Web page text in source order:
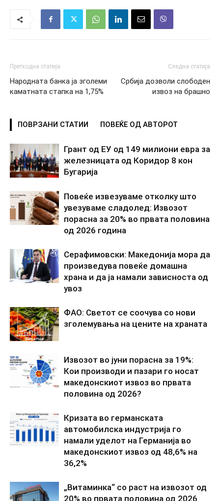
Претходна статија
Народната банка ја зголеми
каматната стапка на 1,75%
Следна статија
Србија дозволи слободен
извоз на брашно
ПОВРЗАНИ СТАТИИ ПОВЕЌЕ ОД АВТОРОТ
Грант од ЕУ од 149 милиони евра за
железницата од Коридор 8 кон
Бугарија
Повеќе извезуваме отколку што
увезуваме сладолед: Извозот
порасна за 20% во првата половина
од 2026 година
Серафимовски: Македонија мора да
произведува повеќе домашна
храна и да ја намали зависноста од
увоз
ФАО: Светот се соочува со нови
зголемувања на цените на храната
Извозот во јуни порасна за 19%:
Кои производи и пазари го носат
македонскиот извоз во првата
половина од 2026?
Кризата во германската
автомобилска индустрија го
намали уделот на Германија во
македонскиот извоз од 48,6% на
36,2%
„Витаминка“ со раст на извозот од
20% во првата половина од 2026